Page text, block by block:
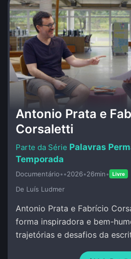
Antonio Prata e
Corsaletti
Palavras
Temporada
Documentário••2026•26min• Livre
De Luí­s Ludmer
Antonio Prata e Fabrício
forma inspiradora e bem-
trajetórias e desafios da